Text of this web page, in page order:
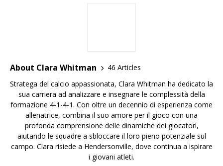
About Clara Whitman
46 Articles
Stratega del calcio appassionata, Clara Whitman ha dedicato la
sua carriera ad analizzare e insegnare le complessità della
formazione 4-1-4-1. Con oltre un decennio di esperienza come
allenatrice, combina il suo amore per il gioco con una
profonda comprensione delle dinamiche dei giocatori,
aiutando le squadre a sbloccare il loro pieno potenziale sul
campo. Clara risiede a Hendersonville, dove continua a ispirare
i giovani atleti.